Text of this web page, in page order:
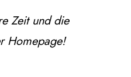
Zeit und die
Homepage!